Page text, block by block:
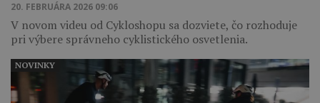
20. FEBRUÁRA 2026 09:06
V novom videu od Cykloshopu sa dozviete, čo rozhoduje
pri výbere správneho cyklistického osvetlenia.
NOVINKY